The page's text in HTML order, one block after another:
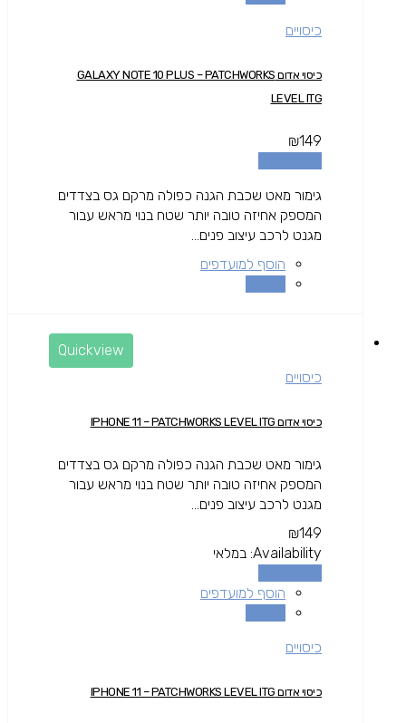
כיסויים
כיסוי אדום GALAXY NOTE 10 PLUS – PATCHWORKS
LEVEL ITG
₪149
גימור מאט שכבת הגנה כפולה מרקם גס בצדדים
המספק אחיזה טובה יותר שטח בנוי מראש עבור
מגנט לרכב עיצוב פנים...
הוסף למועדפים
Quickview
כיסויים
כיסוי אדום IPHONE 11 – PATCHWORKS LEVEL ITG
גימור מאט שכבת הגנה כפולה מרקם גס בצדדים
המספק אחיזה טובה יותר שטח בנוי מראש עבור
מגנט לרכב עיצוב פנים...
₪149
Availability: במלאי
הוסף למועדפים
כיסויים
כיסוי אדום IPHONE 11 – PATCHWORKS LEVEL ITG